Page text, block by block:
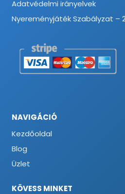
Adatvédelmi irányelvek
Nyereményjáték Szabályzat –
NAVIGÁCIÓ
Kezdőoldal
Blog
Üzlet
KÖVESS MINKET